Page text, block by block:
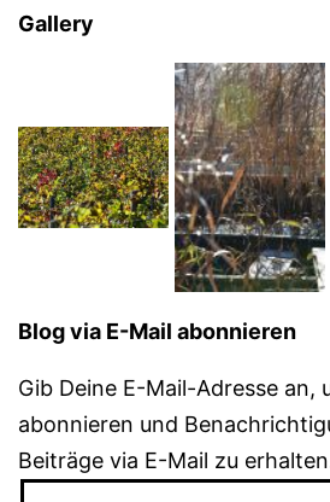
Gallery
Blog via E-Mail abonnieren
Gib Deine E-Mail-Adresse an,
abonnieren und
Beiträge via E-Mail zu